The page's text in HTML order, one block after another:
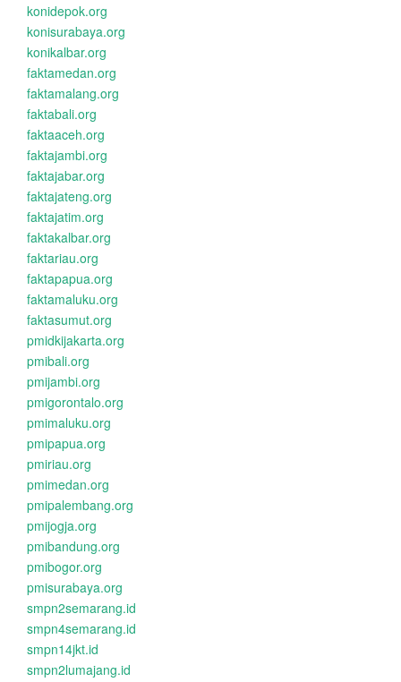
konidepok.org
konisurabaya.org
konikalbar.org
faktamedan.org
faktamalang.org
faktabali.org
faktaaceh.org
faktajambi.org
faktajabar.org
faktajateng.org
faktajatim.org
faktakalbar.org
faktariau.org
faktapapua.org
faktamaluku.org
faktasumut.org
pmidkijakarta.org
pmibali.org
pmijambi.org
pmigorontalo.org
pmimaluku.org
pmipapua.org
pmiriau.org
pmimedan.org
pmipalembang.org
pmijogja.org
pmibandung.org
pmibogor.org
pmisurabaya.org
smpn2semarang.id
smpn4semarang.id
smpn14jkt.id
smpn2lumajang.id